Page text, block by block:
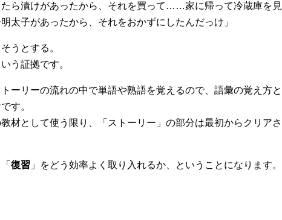
ら漬けがあったから、それを買って……家に帰って冷蔵庫を見
太子があったから、それをおかずにしたんだっけ」
うとする。
う証拠です。
ーリーの流れの中で単語や熟語を覚えるので、語彙の覚え方と
す。
材として使う限り、「ストーリー」の部分は最初からクリアさ
復習 」をどう効率よく取り入れるか、ということになります。